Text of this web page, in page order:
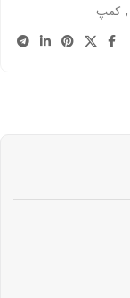
, کمپ